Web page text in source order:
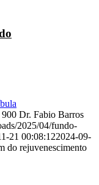
900 Dr. Fabio Barros
2025/04/fundo-
21 00:08:122024-09-
do rejuvenescimento